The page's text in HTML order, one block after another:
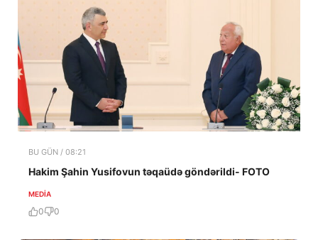
BU GÜN / 08:21
Hakim Şahin Yusifovun təqaüdə göndərildi- FOTO
MEDİA
0 0